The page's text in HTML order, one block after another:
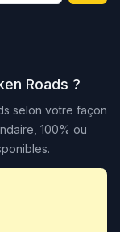
Roads ?
selon votre façon
100% ou